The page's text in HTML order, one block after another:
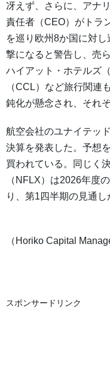
冴えず、さらに、アナ
責任者（CEO）がトラ
を巡り欧州8か国に対
撃になると警告し、売
ハイアット・ホテルズ
（CCL）など旅行関連
鈍化が懸念され、それぞ
航空会社のユナイテッ
決算を発表した。予想
買われている。同じく
（NFLX）は2026年度
り、第1四半期の見通し
（Horiko Capital
スポンサードリンク